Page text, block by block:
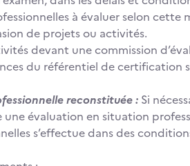
à évaluer selon
de projets ou activités.
devant une commission
du référentiel de certification
reconstituée : Si
évaluation en situation
s’effectue dans des